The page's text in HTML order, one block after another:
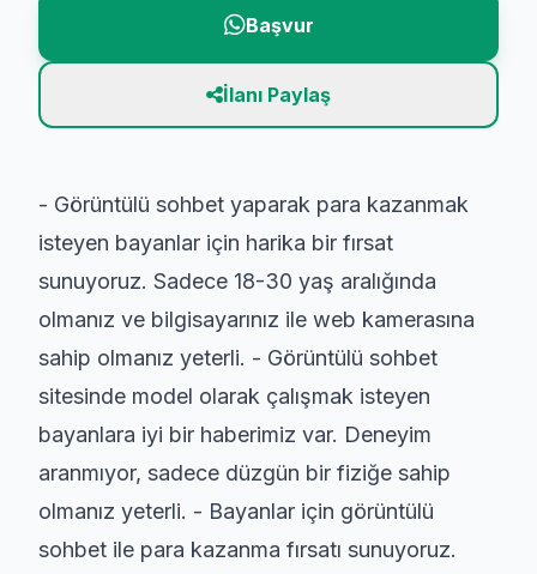
Başvur
İlanı Paylaş
- Görüntülü sohbet yaparak para kazanmak
isteyen bayanlar için harika bir fırsat
sunuyoruz. Sadece 18-30 yaş aralığında
olmanız ve bilgisayarınız ile web kamerasına
sahip olmanız yeterli. - Görüntülü sohbet
sitesinde model olarak çalışmak isteyen
bayanlara iyi bir haberimiz var. Deneyim
aranmıyor, sadece düzgün bir fiziğe sahip
olmanız yeterli. - Bayanlar için görüntülü
sohbet ile para kazanma fırsatı sunuyoruz.